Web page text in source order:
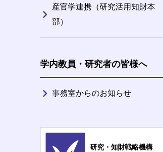
産官学連携（研究活用知財本
部）
学内教員・研究者の皆様へ
事務室からのお知らせ
研究・知財戦略機構